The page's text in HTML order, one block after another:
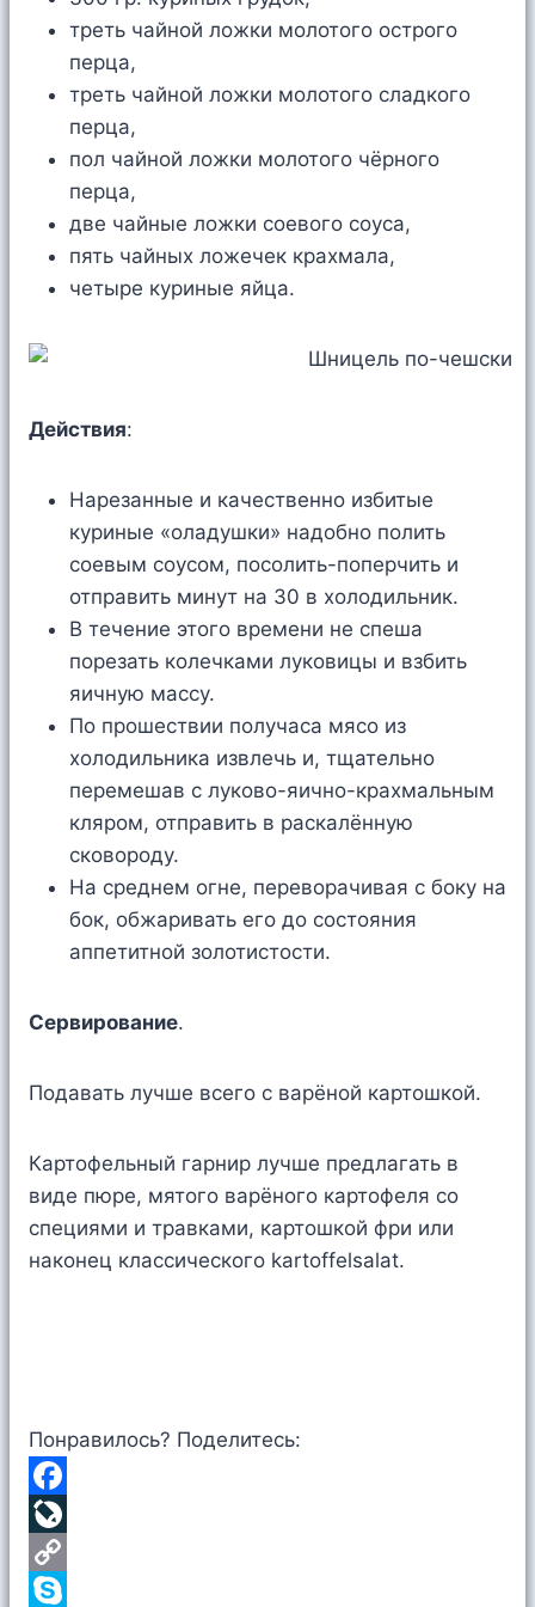
треть чайной ложки молотого острого
перца,
треть чайной ложки молотого сладкого
перца,
пол чайной ложки молотого чёрного
перца,
две чайные ложки соевого соуса,
пять чайных ложечек крахмала,
четыре куриные яйца.
Действия:
Нарезанные и качественно избитые
куриные «оладушки» надобно полить
соевым соусом, посолить-поперчить и
отправить минут на 30 в холодильник.
В течение этого времени не спеша
порезать колечками луковицы и взбить
яичную массу.
По прошествии получаса мясо из
холодильника извлечь и, тщательно
перемешав с луково-яично-крахмальным
кляром, отправить в раскалённую
сковороду.
На среднем огне, переворачивая с боку на
бок, обжаривать его до состояния
аппетитной золотистости.
Сервирование.
Подавать лучше всего с варёной картошкой.
Картофельный гарнир лучше предлагать в
виде пюре, мятого варёного картофеля со
специями и травками, картошкой фри или
наконец классического kartoffelsalat.
Понравилось? Поделитесь:
F
a
c
L
C